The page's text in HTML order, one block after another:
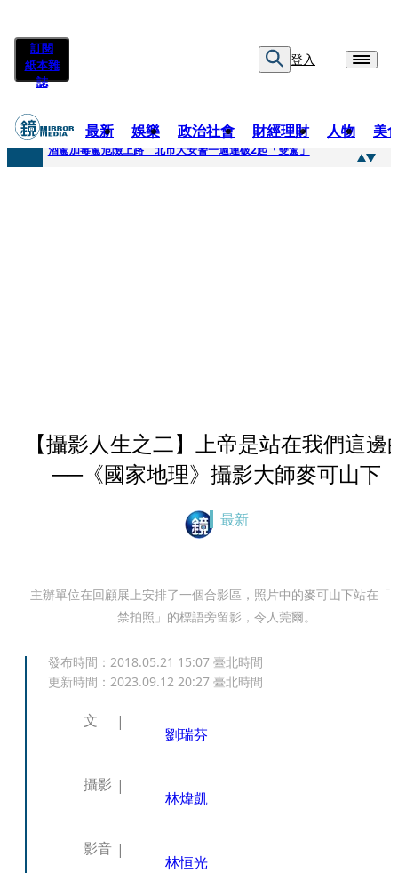
訂閱
紙本雜
誌
登入
最新 娛樂 政治社會 財經理財 人物 美
快訊
酒駕加毒駕危險上路 北市大安警一週連破2起「雙駕」
【攝影人生之二】上帝是站在我們這邊
──《國家地理》攝影大師麥可山下
最新
主辦單位在回顧展上安排了一個合影區，照片中的麥可山下站在「
禁拍照」的標語旁留影，令人莞爾。
發布時間： 2018.05.21 15:07 臺北時間
更新時間： 2023.09.12 20:27 臺北時間
文
劉瑞芬
攝影
林煒凱
影音
林恒光